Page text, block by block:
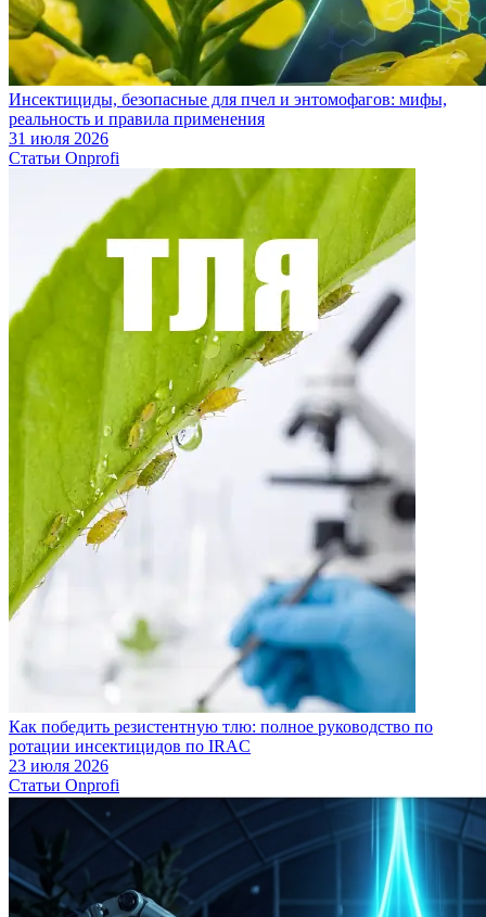
Инсектициды, безопасные для пчел и энтомофагов: мифы,
реальность и правила применения
31 июля 2026
Статьи Onprofi
Как победить резистентную тлю: полное руководство по
ротации инсектицидов по IRAC
23 июля 2026
Статьи Onprofi